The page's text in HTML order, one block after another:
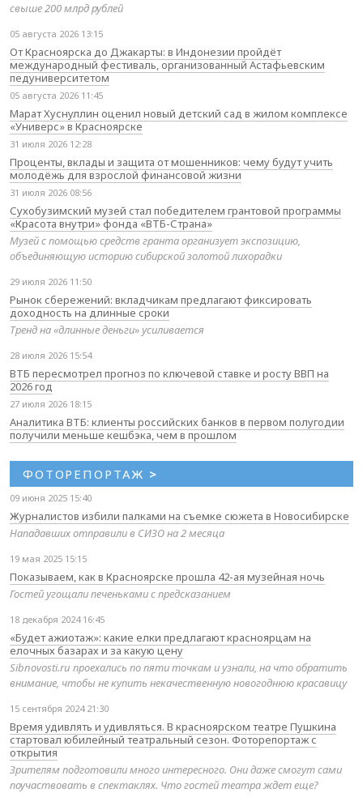
свыше 200 млрд рублей
05 августа 2026 13:15
От Красноярска до Джакарты: в Индонезии пройдёт
международный фестиваль, организованный Астафьевским
педуниверситетом
05 августа 2026 11:45
Марат Хуснуллин оценил новый детский сад в жилом комплексе
«Универс» в Красноярске
31 июля 2026 12:28
Проценты, вклады и защита от мошенников: чему будут учить
молодёжь для взрослой финансовой жизни
31 июля 2026 08:56
Сухобузимский музей стал победителем грантовой программы
«Красота внутри» фонда «ВТБ-Страна»
Музей с помощью средств гранта организует экспозицию,
объединяющую историю сибирской золотой лихорадки
29 июля 2026 11:50
Рынок сбережений: вкладчикам предлагают фиксировать
доходность на длинные сроки
Тренд на «длинные деньги» усиливается
28 июля 2026 15:54
ВТБ пересмотрел прогноз по ключевой ставке и росту ВВП на
2026 год
27 июля 2026 18:15
Аналитика ВТБ: клиенты российских банков в первом полугодии
получили меньше кешбэка, чем в прошлом
ФОТОРЕПОРТАЖ >
09 июня 2025 15:40
Журналистов избили палками на съемке сюжета в Новосибирске
Нападавших отправили в СИЗО на 2 месяца
19 мая 2025 15:15
Показываем, как в Красноярске прошла 42-ая музейная ночь
Гостей угощали печеньками с предсказанием
18 декабря 2024 16:45
«Будет ажиотаж»: какие елки предлагают красноярцам на
елочных базарах и за какую цену
Sibnovosti.ru проехались по пяти точкам и узнали, на что обратить
внимание, чтобы не купить некачественную новогоднюю красавицу
15 сентября 2024 21:30
Время удивлять и удивляться. В красноярском театре Пушкина
стартовал юбилейный театральный сезон. Фоторепортаж с
открытия
Зрителям подготовили много интересного. Они даже смогут сами
поучаствовать в спектаклях. Что гостей театра ждет еще?